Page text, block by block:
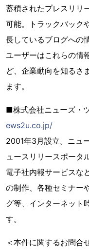
蓄積されたプレスリリ
可能。トラックバック
長しているブログへの
ユーザーはこれらの情
ど、企業動向を知るさ
ます。
■株式会社ニューズ・
ews2u.co.jp/
2001年3月設立。ニュ
ュースリリースポータ
電子社内報サービスな
の制作、各種セミナー
グ等、インターネット
す。
＜本件に関するお問合